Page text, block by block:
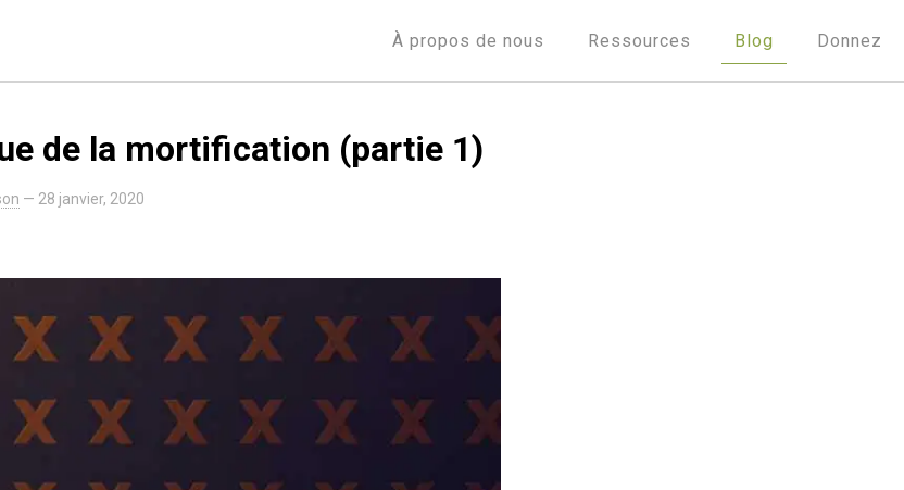
À propos de nous Ressources Blog Donnez
de la mortification (partie 1)
— 28 janvier, 2020